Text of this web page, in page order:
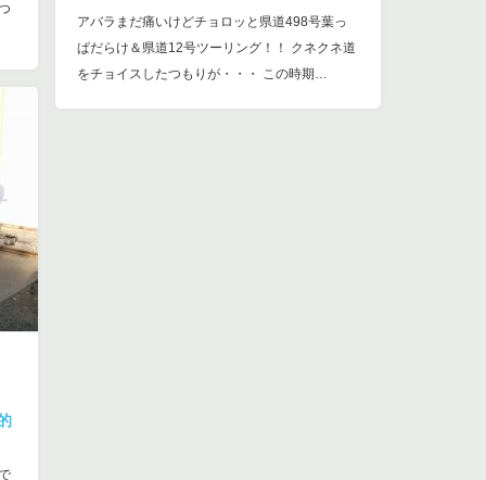
アバラまだ痛いけどチョロッと県道498号葉っ
ぱだらけ＆県道12号ツーリング！！ クネクネ道
をチョイスしたつもりが・・・ この時期…